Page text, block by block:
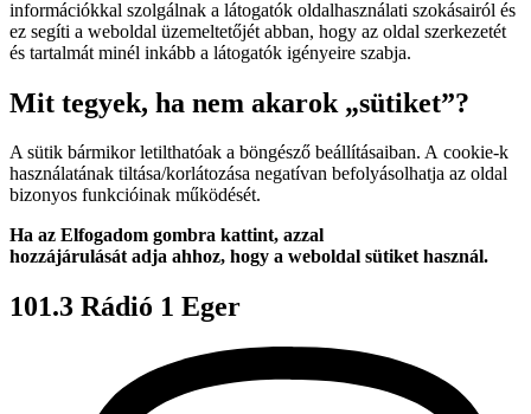
információkkal szolgálnak a látogatók oldalhasználati szokásairól és
ez segíti a weboldal üzemeltetőjét abban, hogy az oldal szerkezetét
és tartalmát minél inkább a látogatók igényeire szabja.
Mit tegyek, ha nem akarok „sütiket”?
A sütik bármikor letilthatóak a böngésző beállításaiban. A cookie-k
használatának tiltása/korlátozása negatívan befolyásolhatja az oldal
bizonyos funkcióinak működését.
Ha az Elfogadom gombra kattint, azzal
hozzájárulását adja ahhoz, hogy a weboldal sütiket használ.
101.3 Rádió 1 Eger